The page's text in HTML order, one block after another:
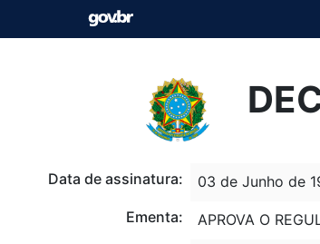
Data de assinatura:
03 de Junho de
Ementa:
APROVA O